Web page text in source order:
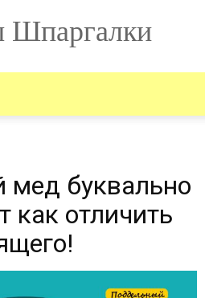
буквально
как отличить